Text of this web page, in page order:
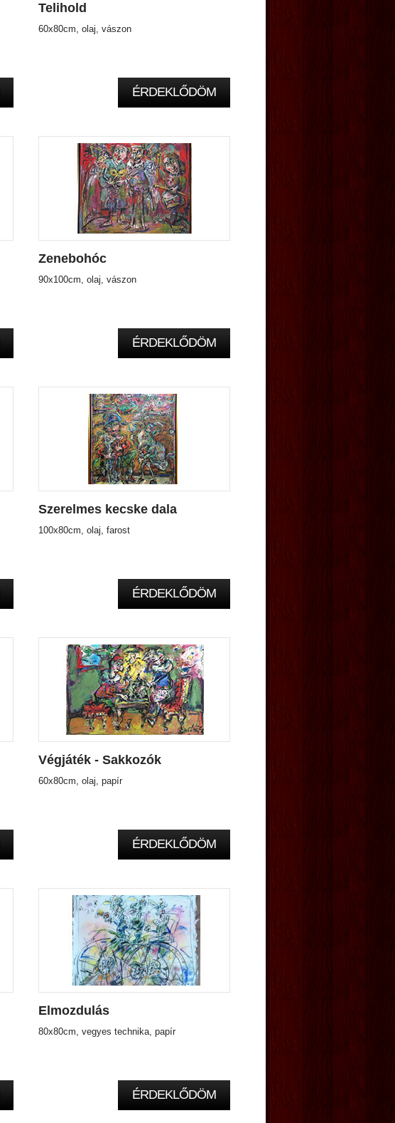
Telihold
60x80cm, olaj, vászon
ÉRDEKLŐDÖM
Zenebohóc
90x100cm, olaj, vászon
ÉRDEKLŐDÖM
Szerelmes kecske dala
100x80cm, olaj, farost
ÉRDEKLŐDÖM
Végjáték - Sakkozók
60x80cm, olaj, papír
ÉRDEKLŐDÖM
Elmozdulás
80x80cm, vegyes technika, papír
ÉRDEKLŐDÖM